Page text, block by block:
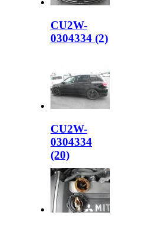
CU2W-
0304334 (2)
CU2W-
0304334
(20)